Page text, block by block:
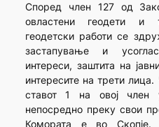
Според член 127 од
овластени геодети и
геодетски работи се
застапување и
интереси, заштита на
интересите на трети
ставот 1 на овој член
непосредно преку свои
Комората е во Скопје.